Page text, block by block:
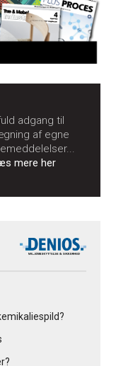
adgang til
af egne
mere her